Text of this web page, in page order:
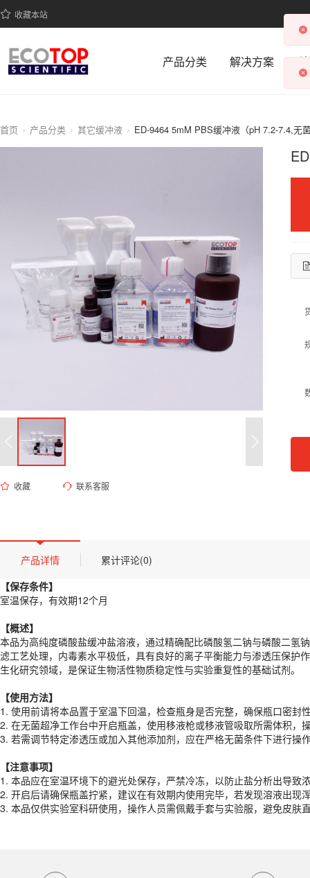
收藏本站
产品分类 解决方案
首页 产品分类 其它缓冲液 ED-9464 5mM PBS缓冲液（pH 7.2-7.4,无
收藏 联系客服
产品描述
【保存条件】
室温保存，有效期12个月
【概述】
【使用方法】
1. 使用前请将本品置于室温下回温，检查瓶身是否完整，确保瓶口密封
2. 在无菌超净工作台中开启瓶盖，使用移液枪或移液管吸取所需体积，
3. 若需调节特定渗透压或加入其他添加剂，应在严格无菌条件下进行
【注意事项】
1. 本品应在室温环境下的避光处保存，严禁冷冻，以防止盐分析出导致
2. 开启后请确保瓶盖拧紧，建议在有效期内使用完毕，若发现溶液出现
产品规格
货期
1-2天
规格
500mL
应用领域
产品详情
累计评论(0)
【保存条件】
室温保存，有效期12个月
【概述】
本品为高纯度磷酸盐缓冲盐溶液，通过精确配比磷酸氢二钠与磷酸二
滤工艺处理，内毒素水平极低，具有良好的离子平衡能力与渗透压保护
生化研究领域，是保证生物活性物质稳定性与实验重复性的基础试剂。
【使用方法】
1. 使用前请将本品置于室温下回温，检查瓶身是否完整，确保瓶口密封
2. 在无菌超净工作台中开启瓶盖，使用移液枪或移液管吸取所需体积，
3. 若需调节特定渗透压或加入其他添加剂，应在严格无菌条件下进行
【注意事项】
1. 本品应在室温环境下的避光处保存，严禁冷冻，以防止盐分析出导致
2. 开启后请确保瓶盖拧紧，建议在有效期内使用完毕，若发现溶液出现
3. 本品仅供实验室科研使用，操作人员需佩戴手套与实验服，避免皮